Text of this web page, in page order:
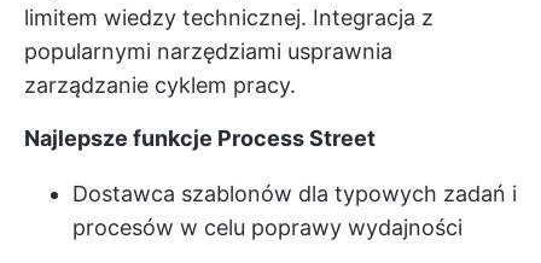
limitem wiedzy technicznej. Integracja z
popularnymi narzędziami usprawnia
zarządzanie cyklem pracy.
Najlepsze funkcje Process Street
Dostawca szablonów dla typowych zadań i
procesów w celu poprawy wydajności